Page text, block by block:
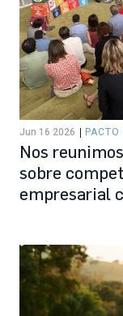
Jun 16 2026
Nos
sobre
empresarial